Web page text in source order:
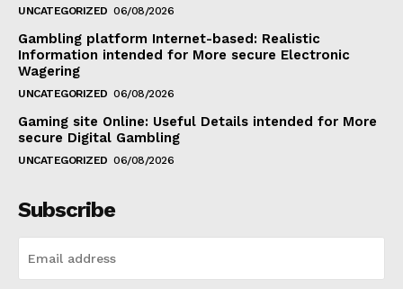
UNCATEGORIZED 06/08/2026
Gambling platform Internet-based: Realistic
Information intended for More secure Electronic
Wagering
UNCATEGORIZED 06/08/2026
Gaming site Online: Useful Details intended for More
secure Digital Gambling
UNCATEGORIZED 06/08/2026
Subscribe